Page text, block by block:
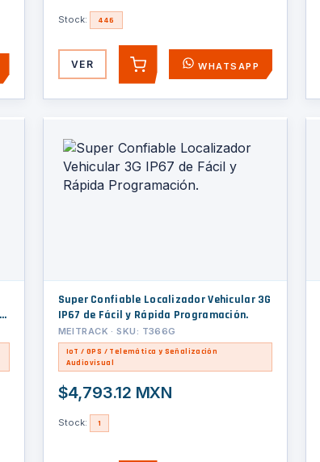
Stock: 446
VER AGREGARWHATSAPP
Super Confiable Localizador Vehicular 3G
IP67 de Fácil y Rápida Programación.
MEITRACK · SKU: T366G
IoT / GPS / Telemática y Señalización
Audiovisual
$4,793.12 MXN
Stock: 1